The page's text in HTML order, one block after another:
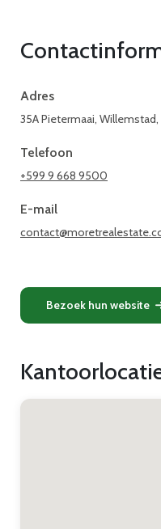
Adres
35A Pietermaai, Willemstad,
Telefoon
+599 9 668 9500
E-mail
Bezoek hun website